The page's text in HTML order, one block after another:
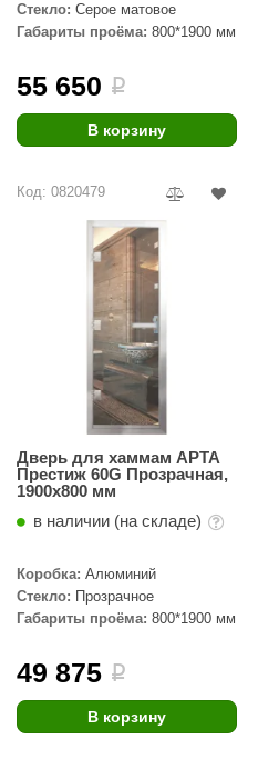
Стекло: Серое матовое
Габариты проёма: 800*1900 мм
55 650 i
В корзину
Код: 0820479
Дверь для хаммам АРТА
Престиж 60G Прозрачная,
1900х800 мм
в наличии (на складе)
Коробка: Алюминий
Стекло: Прозрачное
Габариты проёма: 800*1900 мм
49 875 i
В корзину